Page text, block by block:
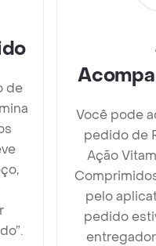
de
Você pode
pedido de
Ação
pelo
pedido